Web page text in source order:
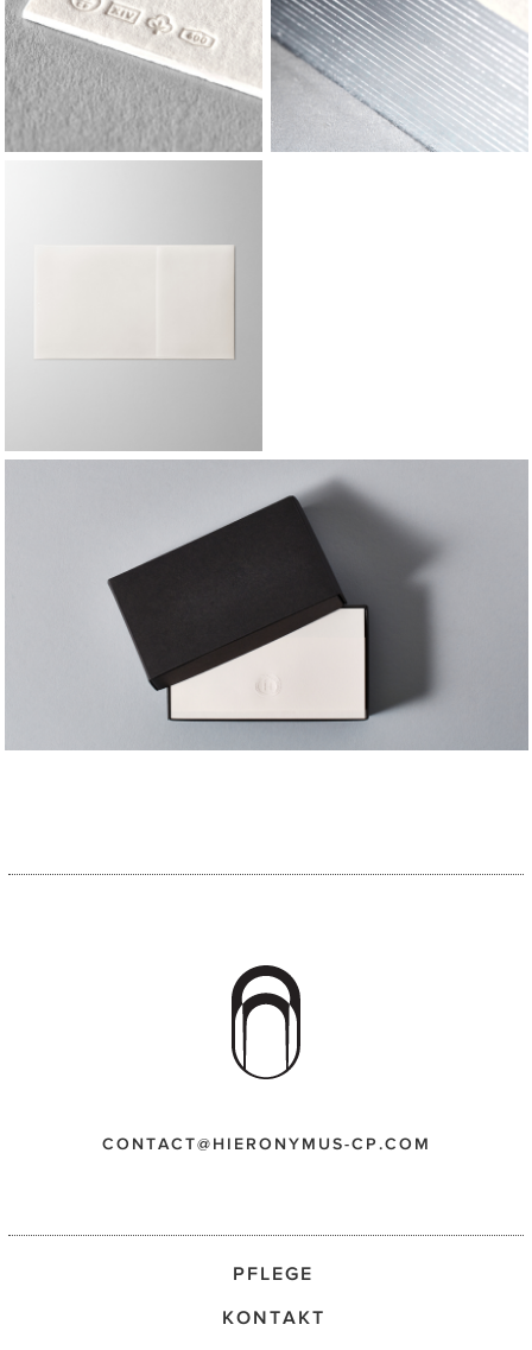
CONTACT@HIERONYMUS-CP.COM
PFLEGE
KONTAKT